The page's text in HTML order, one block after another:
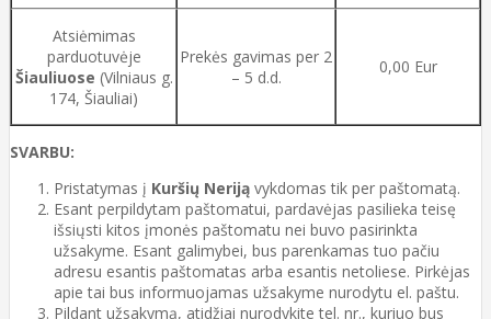
Atsiėmimas
parduotuvėje
Šiauliuose (Vilniaus g.
174, Šiauliai)
Prekės gavimas per 2
– 5 d.d.
0,00 Eur
SVARBU:
Pristatymas į Kuršių Neriją vykdomas tik per paštomatą.
Esant perpildytam paštomatui, pardavėjas pasilieka teisę
išsiųsti kitos įmonės paštomatu nei buvo pasirinkta
užsakyme. Esant galimybei, bus parenkamas tuo pačiu
adresu esantis paštomatas arba esantis netoliese. Pirkėjas
apie tai bus informuojamas užsakyme nurodytu el. paštu.
Pildant užsakymą, atidžiai nurodykite tel. nr., kuriuo bus